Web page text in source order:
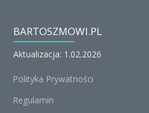
BARTOSZMOWI.PL
Aktualizacja: 1.02.2026
Polityka Prywatności
Regulamin